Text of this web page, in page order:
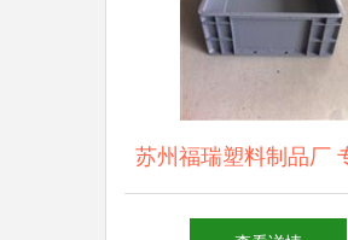
苏州福瑞塑料制品厂
转箱，赋能现代产品展